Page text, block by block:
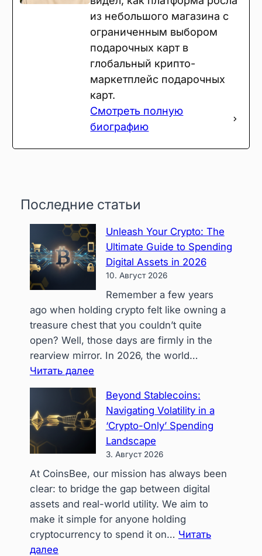
из небольшого магазина с
ограниченным выбором
подарочных карт в
глобальный крипто-
маркетплейс подарочных
карт.
Смотреть полную
биографию
Последние статьи
Unleash Your Crypto: The
Ultimate Guide to Spending
Digital Assets in 2026
10. Август 2026
Remember a few years
ago when holding crypto felt like owning a
treasure chest that you couldn’t quite
open? Well, those days are firmly in the
rearview mirror. In 2026, the world…
Читать далее:
Unleash
Your
Crypto:
The
Ultimate
Guide
to
Spending
Digital
Assets
in
Beyond Stablecoins:
Navigating Volatility in a
‘Crypto-Only’ Spending
Landscape
3. Август 2026
At CoinsBee, our mission has always been
clear: to bridge the gap between digital
assets and real-world utility. We aim to
make it simple for anyone holding
cryptocurrency to spend it on… Читать
далее: